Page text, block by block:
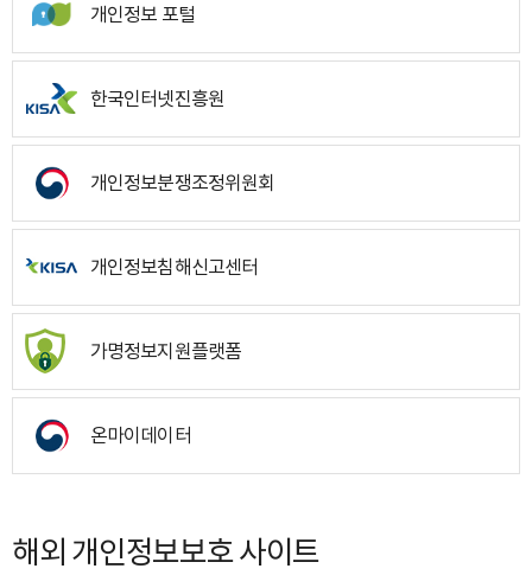
개인정보 포털
한국인터넷진흥원
개인정보분쟁조정위원회
개인정보침해신고센터
가명정보지원플랫폼
온마이데이터
해외 개인정보보호 사이트